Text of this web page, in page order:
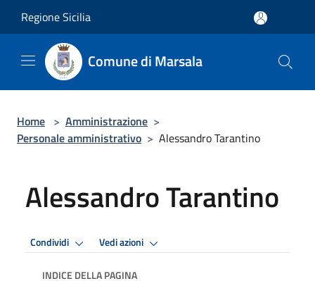
Regione Sicilia
Comune di Marsala
Home > Amministrazione >
Personale amministrativo > Alessandro Tarantino
Alessandro Tarantino
Condividi Vedi azioni
INDICE DELLA PAGINA